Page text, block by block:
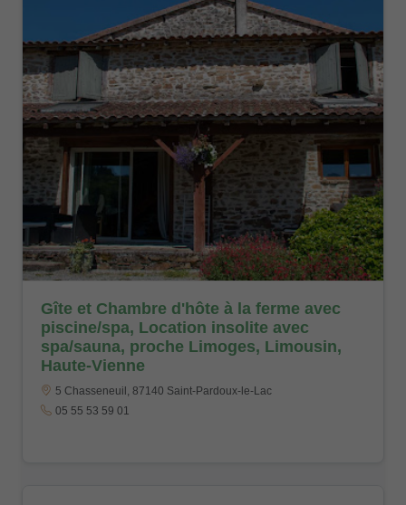
Gîte et Chambre d'hôte à la ferme avec
piscine/spa, Location insolite avec
spa/sauna, proche Limoges, Limousin,
Haute-Vienne
5 Chasseneuil, 87140 Saint-Pardoux-le-Lac
05 55 53 59 01